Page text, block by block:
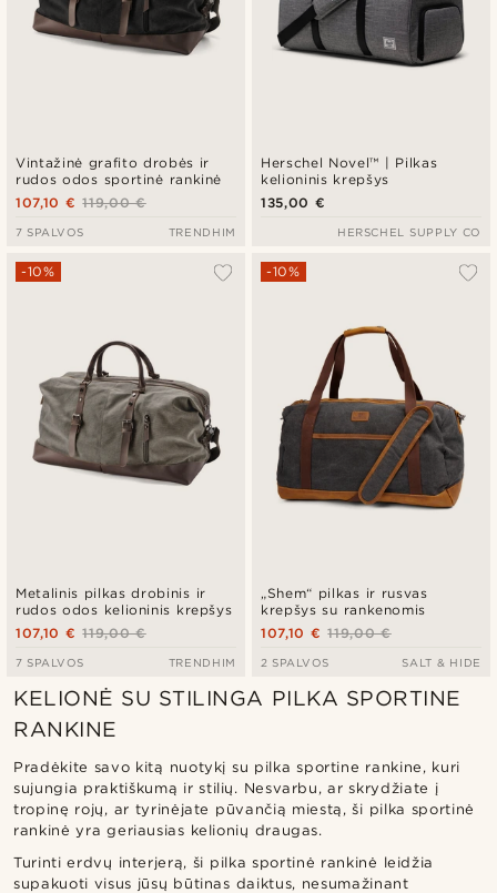
Vintažinė grafito drobės ir
rudos odos sportinė rankinė
119,00 €
107,10 €
7 SPALVOS TRENDHIM
Herschel Novel™ | Pilkas
kelioninis krepšys
135,00 €
HERSCHEL SUPPLY CO
Metalinis pilkas drobinis ir
rudos odos kelioninis krepšys
-10%
119,00 €
107,10 €
7 SPALVOS TRENDHIM
„Shem“ pilkas ir rusvas
krepšys su rankenomis
-10%
119,00 €
107,10 €
2 SPALVOS SALT & HIDE
KELIONĖ SU STILINGA PILKA SPORTINE
RANKINE
Pradėkite savo kitą nuotykį su pilka sportine rankine, kuri
sujungia praktiškumą ir stilių. Nesvarbu, ar skrydžiate į
tropinę rojų, ar tyrinėjate pūvančią miestą, ši pilka sportinė
rankinė yra geriausias kelionių draugas.
Turinti erdvų interjerą, ši pilka sportinė rankinė leidžia
supakuoti visus jūsų būtinas daiktus, nesumažinant